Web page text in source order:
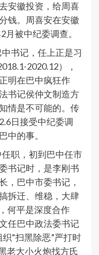
安徽投资，给周喜
钱。周喜安在安徽
被中纪委调查。
书记，任上正是习
2020.12），
明在巴中疯狂作
书记侯仲文制造方
情是不可能的。传
日接受中纪委调
中的事。
职，初到巴中任市
书记时，是李刚书
，巴中市委书记，
拆迁、维稳，大肆
何平是深度合作
任巴中政法委书记
织“扫黑除恶”严打时
老大小火炮找方氏